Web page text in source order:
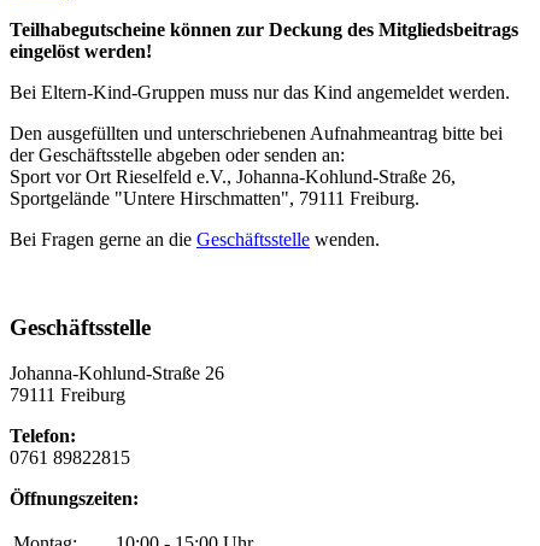
Teilhabegutscheine können zur Deckung des Mitgliedsbeitrags
eingelöst werden!
Bei Eltern-Kind-Gruppen muss nur das Kind angemeldet werden.
Den ausgefüllten und unterschriebenen Aufnahmeantrag bitte bei
der Geschäftsstelle abgeben oder senden an:
Sport vor Ort Rieselfeld e.V., Johanna-Kohlund-Straße 26,
Sportgelände "Untere Hirschmatten", 79111 Freiburg.
Bei Fragen gerne an die Geschäftsstelle wenden.
Geschäftsstelle
Johanna-Kohlund-Straße 26
79111 Freiburg
Telefon:
0761 89822815
Öffnungszeiten: